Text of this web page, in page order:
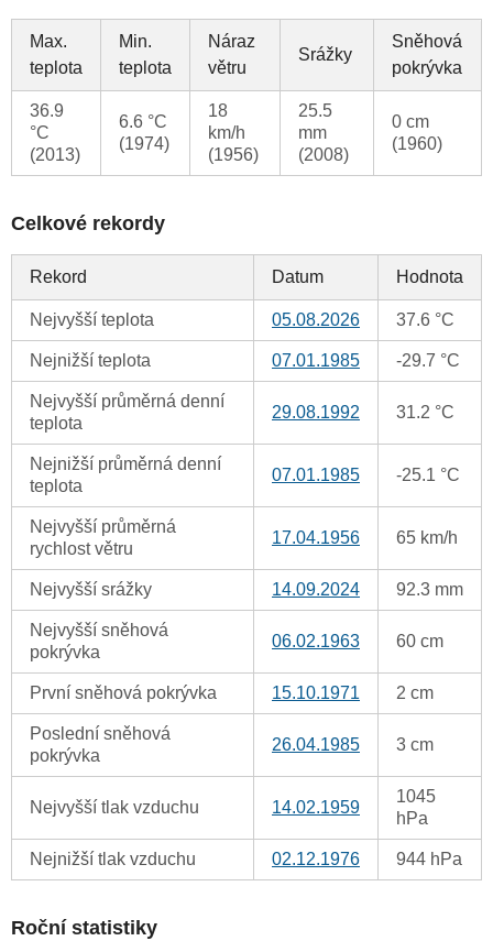
Max.
teplota
Min.
teplota
Náraz
větru
Srážky
Sněhová
pokrývka
36.9
°C
(2013)
6.6 °C
(1974)
18
km/h
(1956)
25.5
mm
(2008)
0 cm
(1960)
Celkové rekordy
Rekord Datum Hodnota
Nejvyšší teplota 05.08.2026 37.6 °C
Nejnižší teplota 07.01.1985 -29.7 °C
Nejvyšší průměrná denní
teplota
29.08.1992 31.2 °C
Nejnižší průměrná denní
teplota
07.01.1985 -25.1 °C
Nejvyšší průměrná
rychlost větru
17.04.1956 65 km/h
Nejvyšší srážky 14.09.2024 92.3 mm
Nejvyšší sněhová
pokrývka
06.02.1963 60 cm
První sněhová pokrývka 15.10.1971 2 cm
Poslední sněhová
pokrývka
26.04.1985 3 cm
Nejvyšší tlak vzduchu 14.02.1959
1045
hPa
Nejnižší tlak vzduchu 02.12.1976 944 hPa
Roční statistiky